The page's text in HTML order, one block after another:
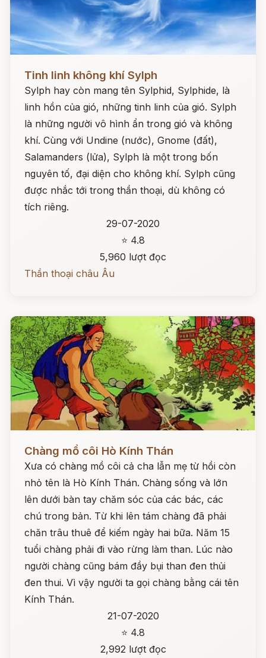
Tinh linh không khí Sylph
Sylph hay còn mang tên Sylphid, Sylphide, là
linh hồn của gió, những tinh linh của gió. Sylph
là những người vô hình ẩn trong gió và không
khí. Cùng với Undine (nước), Gnome (đất),
Salamanders (lửa), Sylph là một trong bốn
nguyên tố, đại diện cho không khí. Sylph cũng
được nhắc tới trong thần thoại, dù không có
tích riêng.
29-07-2020
⭐ 4.8
5,960 lượt đọc
Thần thoại châu Âu
Chàng mồ côi Hò Kính Thán
Xưa có chàng mồ côi cả cha lẫn mẹ từ hồi còn
nhỏ tên là Hò Kính Thán. Chàng sống và lớn
lên dưới bàn tay chăm sóc của các bác, các
chú trong bản. Từ khi lên tám chàng đã phải
chăn trâu thuê để kiếm ngày hai bữa. Năm 15
tuổi chàng phải đi vào rừng làm than. Lúc nào
người chàng cũng bám đầy bụi than đen thủi
đen thui. Vì vậy người ta gọi chàng bằng cái tên
Kính Thán.
21-07-2020
⭐ 4.8
2,992 lượt đọc